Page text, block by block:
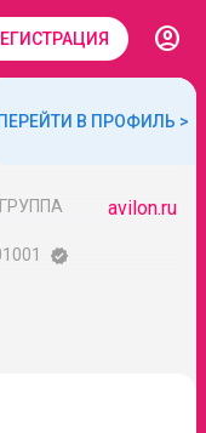
account_circle
ПЕРЕЙТИ В ПРОФИЛЬ >
verified
avilon.ru